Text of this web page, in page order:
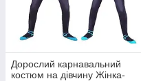
Дорослий карнавальний
костюм на дівчину Жінка-